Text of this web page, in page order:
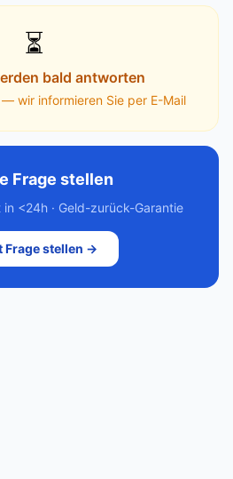
⏳
bald antworten
wir informieren Sie per E-Mail
Frage stellen
<24h · Geld-zurück-Garantie
Frage stellen →